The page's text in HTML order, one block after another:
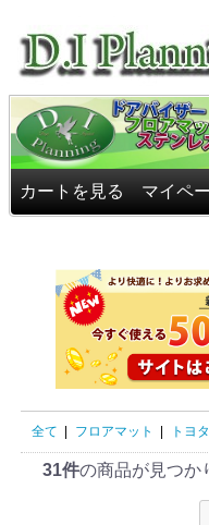
カートを見る マイペ
全て | フロアマット | トヨタ
31件の商品が見つか